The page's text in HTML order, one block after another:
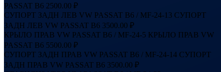
PASSAT B6 2500.00 ₽
СУПОРТ ЗАДН ЛЕВ VW PASSAT B6 / MF-24-13 СУПОРТ
ЗАДН ЛЕВ VW PASSAT B6 3500.00 ₽
КРЫЛО ПРАВ VW PASSAT B6 / MF-24-5 КРЫЛО ПРАВ VW
PASSAT B6 5500.00 ₽
СУПОРТ ЗАДН ПРАВ VW PASSAT B6 / MF-24-14 СУПОРТ
ЗАДН ПРАВ VW PASSAT B6 3500.00 ₽